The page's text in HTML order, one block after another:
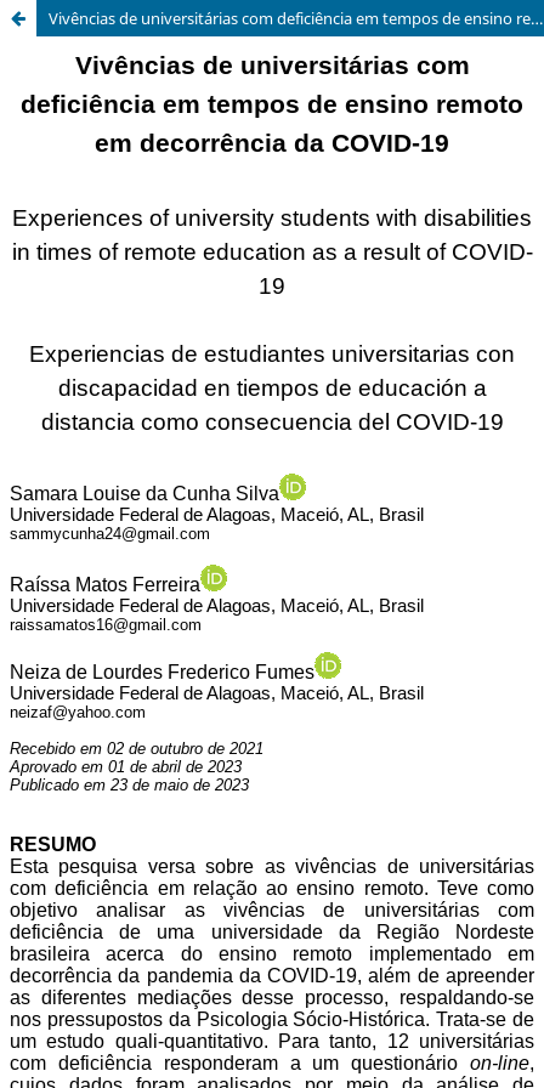
Vivências de universitárias com deficiência em tempos de ensino remoto em decorrência da COVID-19